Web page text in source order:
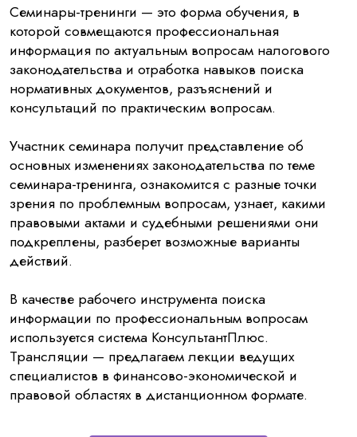
Семинары-тренинги — это форма обучения, в
которой совмещаются профессиональная
информация по актуальным вопросам налогового
законодательства и отработка навыков поиска
нормативных документов, разъяснений и
консультаций по практическим вопросам.
Участник семинара получит представление об
основных изменениях законодательства по теме
семинара-тренинга, ознакомится с разные точки
зрения по проблемным вопросам, узнает, какими
правовыми актами и судебными решениями они
подкреплены, разберет возможные варианты
действий.
В качестве рабочего инструмента поиска
информации по профессиональным вопросам
используется система КонсультантПлюс.
Трансляции — предлагаем лекции ведущих
специалистов в финансово-экономической и
правовой областях в дистанционном формате.